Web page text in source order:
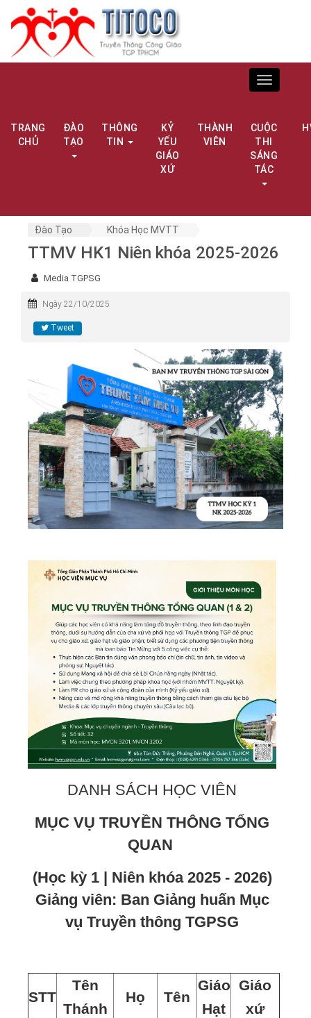
Toggle
navigation
TRANG
CHỦ
ĐÀO
TẠO
THÔNG
TIN
KỶ
YẾU
GIÁO
XỨ
THÀNH
VIÊN
CUỘC
THI
SÁNG
TÁC
Đào Tạo Khóa Học MVTT
TTMV HK1 Niên khóa 2025-2026
Media TGPSG
Ngày 22/10/2025
Tweet
DANH SÁCH HỌC VIÊN
MỤC VỤ TRUYỀN THÔNG TỔNG
QUAN
(Học kỳ 1 | Niên khóa 2025 - 2026)
Giảng viên: Ban Giảng huấn Mục
vụ Truyền thông TGPSG
STT
Tên
Thánh
Họ Tên
Giáo
Hạt
Giáo
xứ